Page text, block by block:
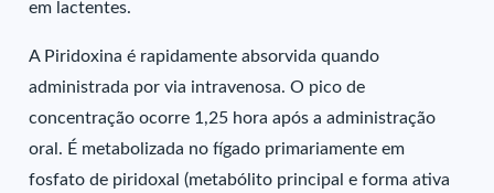
em lactentes.
A Piridoxina é rapidamente absorvida quando
administrada por via intravenosa. O pico de
concentração ocorre 1,25 hora após a administração
oral. É metabolizada no fígado primariamente em
fosfato de piridoxal (metabólito principal e forma ativa